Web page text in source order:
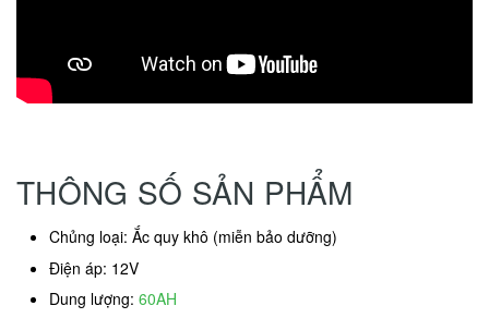
THÔNG SỐ SẢN PHẨM
Chủng loại: Ắc quy khô (miễn bảo dưỡng)
Điện áp: 12V
Dung lượng: 60AH